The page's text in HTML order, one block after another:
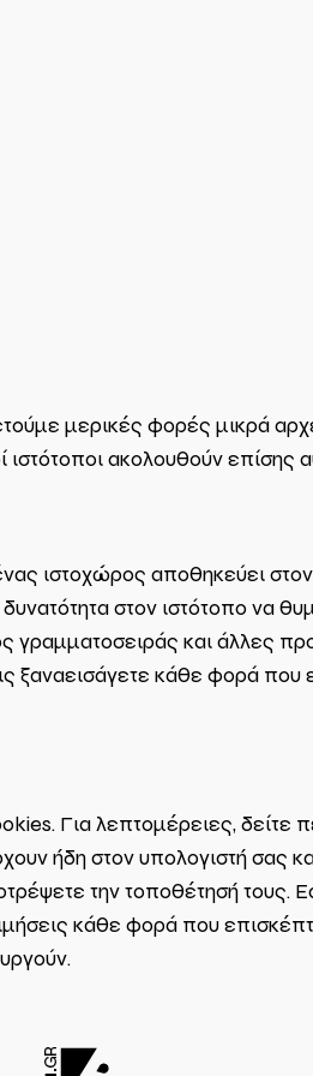
μερικές φορές μικρά
ακολουθούν επίσης
ιστοχώρος αποθηκεύει
στον ιστότοπο να
και άλλες
ξαναεισάγετε κάθε φορά που
Για λεπτομέρειες, δείτε
ήδη στον υπολογιστή σας
την τοποθέτησή τους.
κάθε φορά που